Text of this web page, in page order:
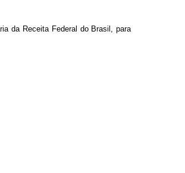
da Receita Federal do Brasil, para